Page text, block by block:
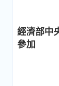
經濟部中
參加